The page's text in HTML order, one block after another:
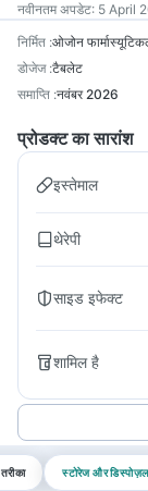
नवीनतम अपडेट: 5 April
निर्मित :ओजोन
डोजेज :टैबलेट
समाप्ति :नवंबर 2026
प्रोडक्ट का सारांश
इस्तेमाल
थेरेपी
साइड इफेक्ट
शामिल है
स्टोरेज और डिस्पोज़ल